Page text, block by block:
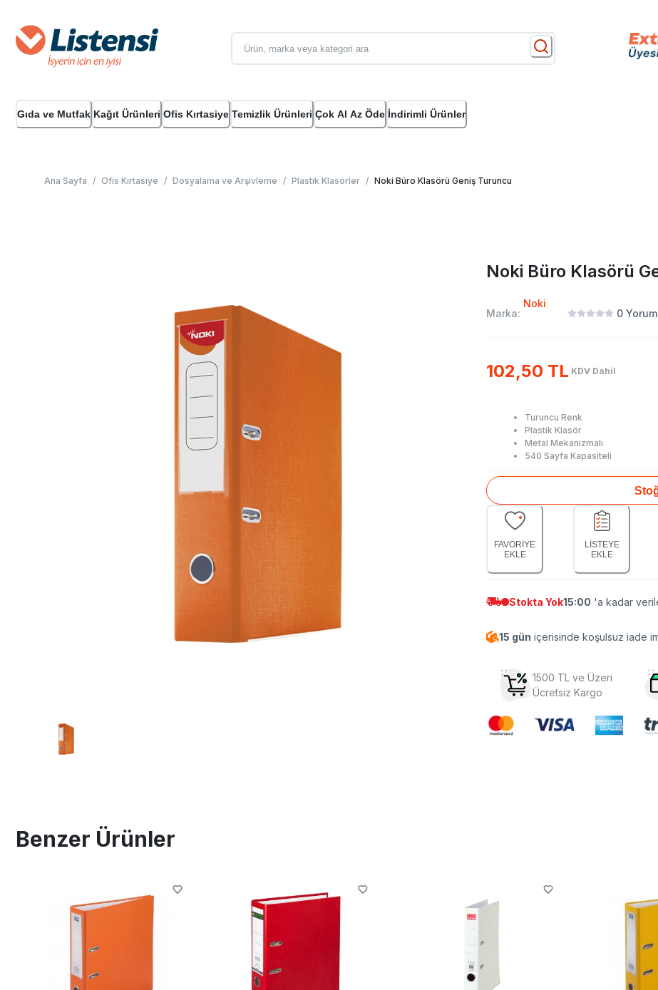
Gıda ve Mutfak Kağıt Ürünleri Ofis Kırtasiye Temizlik Ürünleri Çok Al Az Öde İndirimli Ürünler
Ana Sayfa / Ofis Kırtasiye / Dosyalama ve Arşivleme / Plastik Klasörler / Noki Büro Klasörü Geniş Turuncu
Noki Büro Klasörü
Marka:
Noki
0 Yorum
102,50 TL KDV Dahil
Turuncu Renk
Plastik Klasör
Metal Mekanizmalı
540 Sayfa Kapasiteli
FAVORİYE
EKLE
LİSTEYE
EKLE
Stokta Yok15:00 'a kadar
15 gün içerisinde koşulsuz iade
1500 TL ve Üzeri
Ücretsiz Kargo
Benzer Ürünler